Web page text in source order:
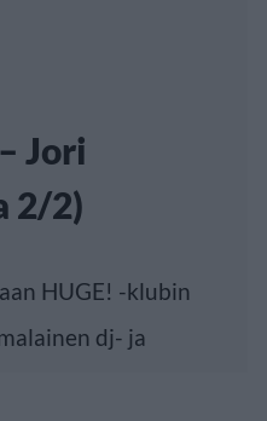
Jori
2/2)
HUGE! -klubin
dj- ja